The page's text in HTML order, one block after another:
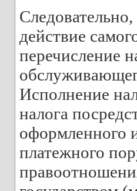
действие
перечисление
Исполнение
налога
оформленного
платежного